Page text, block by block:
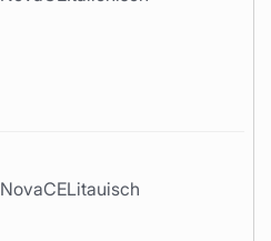
NovaCELitauisch